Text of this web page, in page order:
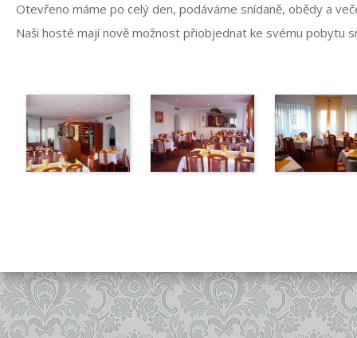
Otevřeno máme po celý den, podáváme snídaně, obědy a
Naši hosté mají nově možnost přiobjednat ke svému pobytu